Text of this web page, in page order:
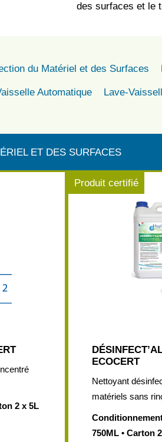
des surfaces et le
du Matériel et des Surfaces
Automatique Lave-
ET DES SURFACES
2 x 5L
Produit certifié
ECOCERT
Nettoyant
matériels sans
750ML • Carton